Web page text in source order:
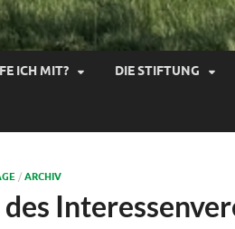
ICH MIT? DIE STIFTUNG
/ ARCHIV